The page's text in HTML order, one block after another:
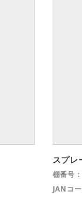
スプレ
棚番号
JANコ